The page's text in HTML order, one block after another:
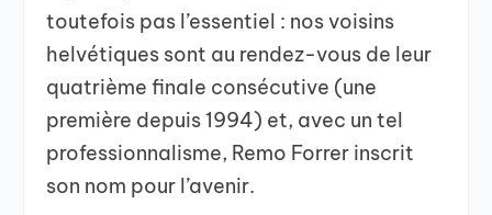
toutefois pas l’essentiel : nos voisins
helvétiques sont au rendez-vous de leur
quatrième finale consécutive (une
première depuis 1994) et, avec un tel
professionnalisme, Remo Forrer inscrit
son nom pour l’avenir.